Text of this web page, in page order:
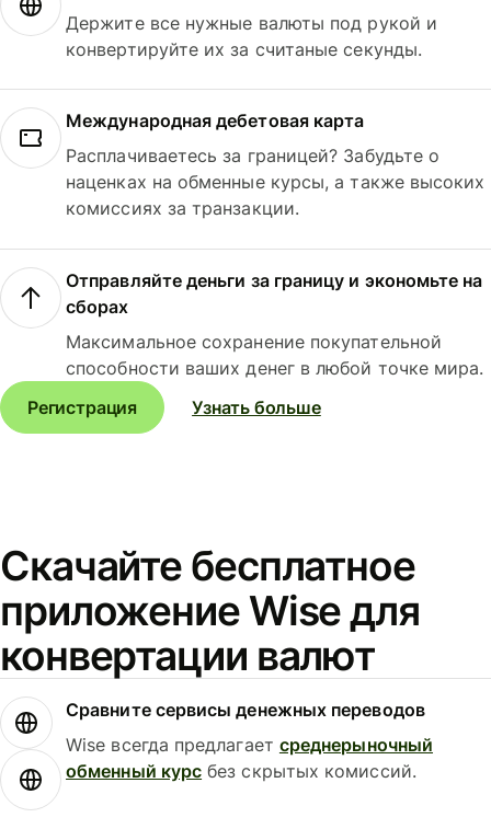
Держите все нужные валюты под рукой и
конвертируйте их за считаные секунды.
Международная дебетовая карта
Расплачиваетесь за границей? Забудьте о
наценках на обменные курсы, а также высоких
комиссиях за транзакции.
Отправляйте деньги за границу и экономьте на
сборах
Максимальное сохранение покупательной
способности ваших денег в любой точке мира.
Регистрация
Узнать больше
Скачайте бесплатное
приложение Wise для
конвертации валют
Сравните сервисы денежных переводов
Wise всегда предлагает среднерыночный
обменный курс без скрытых комиссий.